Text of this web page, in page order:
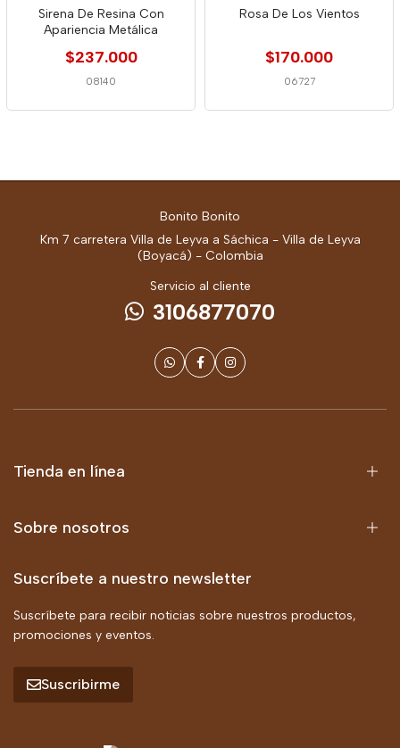
Sirena De Resina Con
Apariencia Metálica
$237.000
08140
Rosa De Los Vientos
$170.000
06727
Bonito Bonito
Km 7 carretera Villa de Leyva a Sáchica - Villa de Leyva
(Boyacá) - Colombia
Servicio al cliente
3106877070
Tienda en línea
Sobre nosotros
Suscríbete a nuestro newsletter
Suscríbete para recibir noticias sobre nuestros productos,
promociones y eventos.
Suscribirme